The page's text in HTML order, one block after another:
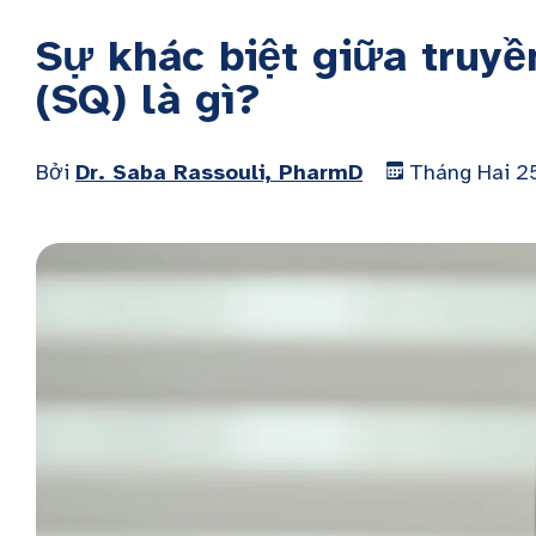
Sự khác biệt giữa
(SQ) là gì?
Bởi Dr. Saba Rassouli, PharmD Tháng Hai